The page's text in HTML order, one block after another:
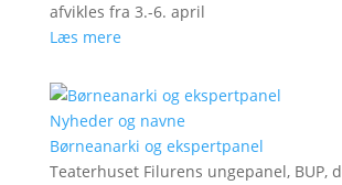
afvikles fra 3.-6. april
Læs mere
Nyheder og navne
Børneanarki og ekspertpanel
Teaterhuset Filurens ungepanel, BUP,